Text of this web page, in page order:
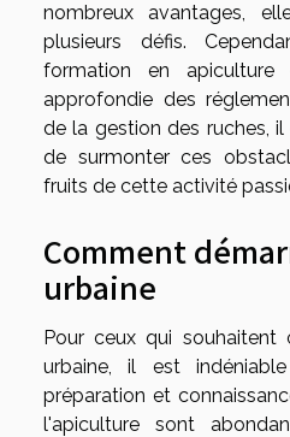
nombreux avantages,
plusieurs défis.
formation en apiculture
approfondie des
de la gestion des ruches,
de surmonter ces
fruits de cette activité
Comment
urbaine
Pour ceux qui souhaitent
urbaine, il est
préparation et
l'apiculture sont